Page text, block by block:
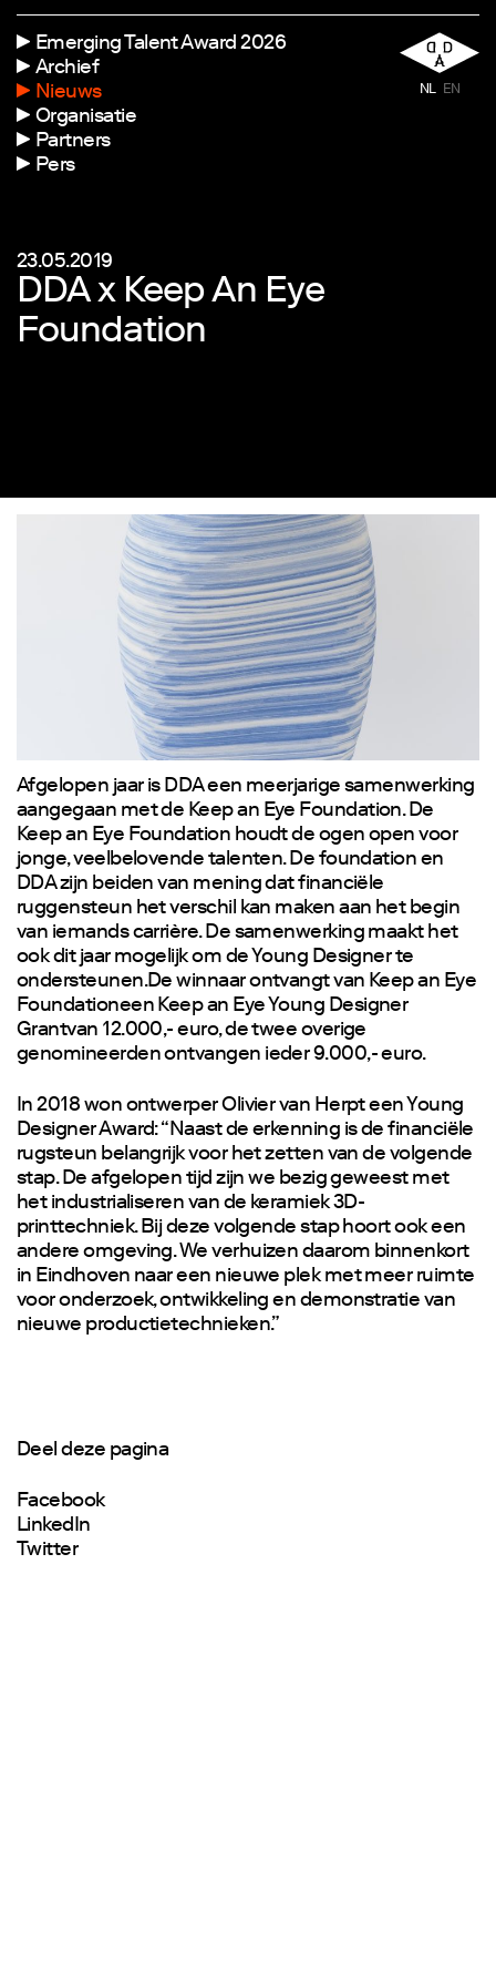
Emerging Talent Award 2026
Archief
Nieuws
Organisatie
Partners
Pers
NL EN
23.05.2019
DDA x Keep An Eye
Foundation
Afgelopen jaar is DDA een meerjarige samenwerking
aangegaan met de Keep an Eye Foundation. De
Keep an Eye Foundation houdt de ogen open voor
jonge, veelbelovende talenten. De foundation en
DDA zijn beiden van mening dat financiële
ruggensteun het verschil kan maken aan het begin
van iemands carrière. De samenwerking maakt het
ook dit jaar mogelijk om de Young Designer te
ondersteunen.De winnaar ontvangt van Keep an Eye
Foundationeen Keep an Eye Young Designer
Grantvan 12.000,- euro, de twee overige
genomineerden ontvangen ieder 9.000,- euro.
In 2018 won ontwerper Olivier van Herpt een Young
Designer Award: “Naast de erkenning is de financiële
rugsteun belangrijk voor het zetten van de volgende
stap. De afgelopen tijd zijn we bezig geweest met
het industrialiseren van de keramiek 3D-
printtechniek. Bij deze volgende stap hoort ook een
andere omgeving. We verhuizen daarom binnenkort
in Eindhoven naar een nieuwe plek met meer ruimte
voor onderzoek, ontwikkeling en demonstratie van
nieuwe productietechnieken.”
Deel deze pagina
Facebook
LinkedIn
Twitter